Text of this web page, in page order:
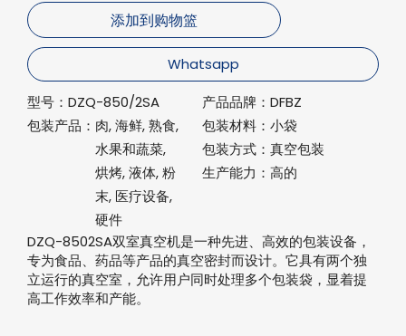
添加到购物篮
Whatsapp
型号： DZQ-850/2SA 产品品牌：DFBZ
包装产品： 肉, 海鲜, 熟食,
水果和蔬菜,
烘烤, 液体, 粉
末, 医疗设备,
硬件
包装材料：小袋
包装方式：真空包装
生产能力：高的
DZQ-8502SA双室真空机是一种先进、高效的包装设备，
专为食品、药品等产品的真空密封而设计。它具有两个独
立运行的真空室，允许用户同时处理多个包装袋，显着提
高工作效率和产能。